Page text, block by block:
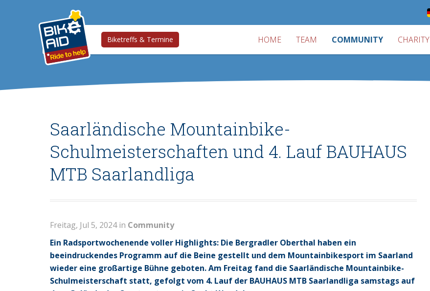
Biketreffs & Termine HOME TEAM COMMUNITY CHARITY
Saarländische Mountainbike-
Schulmeisterschaften und 4. Lauf BAUHAUS
MTB Saarlandliga
Freitag, Jul 5, 2024 in Community
Ein Radsportwochenende voller Highlights: Die Bergradler Oberthal haben ein
beeindruckendes Programm auf die Beine gestellt und dem Mountainbikesport im Saarland
wieder eine großartige Bühne geboten. Am Freitag fand die Saarländische Mountainbike-
Schulmeisterschaft statt, gefolgt vom 4. Lauf der BAUHAUS MTB Saarlandliga samstags auf